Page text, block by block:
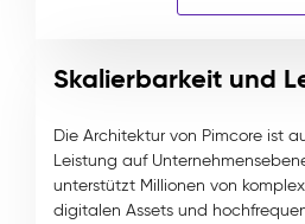
Skalierbarkeit und
Die Architektur von Pimcore ist
Leistung auf
unterstützt Millionen von
digitalen Assets und